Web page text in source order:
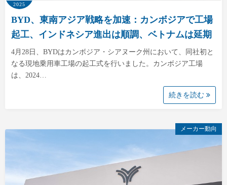
2025
BYD、東南アジア戦略を加速：カンボジアで工場
起工、インドネシア進出は順調、ベトナムは延期
4月28日、BYDはカンボジア・シアヌーク州において、同社初と
なる現地乗用車工場の起工式を行いました。カンボジア工場
は、2024…
続きを読む
メーカー動向